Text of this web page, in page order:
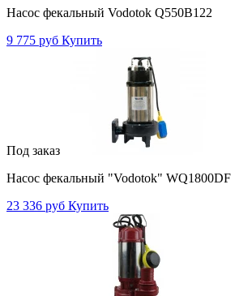
Насос фекальный Vodotok Q550B122
9 775 руб Купить
Под заказ
Насос фекальный "Vodotok" WQ1800DF
23 336 руб Купить